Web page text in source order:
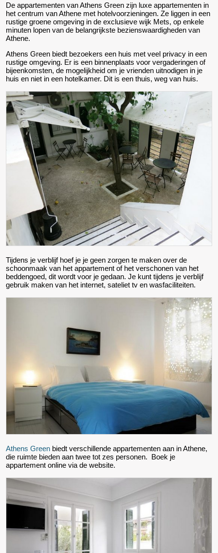
De appartementen van Athens Green zijn luxe appartementen in
het centrum van Athene met hotelvoorzieningen. Ze liggen in een
rustige groene omgeving in de exclusieve wijk Mets, op enkele
minuten lopen van de belangrijkste bezienswaardigheden van
Athene.
Athens Green biedt bezoekers een huis met veel privacy in een
rustige omgeving. Er is een binnenplaats voor vergaderingen of
bijeenkomsten, de mogelijkheid om je vrienden uitnodigen in je
huis en niet in een hotelkamer. Dit is een thuis, weg van huis.
Tijdens je verblijf hoef je je geen zorgen te maken over de
schoonmaak van het appartement of het verschonen van het
beddengoed, dit wordt voor je gedaan. Je kunt tijdens je verblijf
gebruik maken van het internet, sateliet tv en wasfaciliteiten.
Athens Green biedt verschillende appartementen aan in Athene,
die ruimte bieden aan twee tot zes personen. Boek je
appartement online via de website.